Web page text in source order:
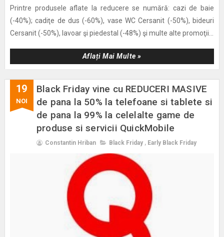
Printre produsele aflate la reducere se numără: cazi de baie
(-40%); cadiţe de dus (-60%), vase WC Cersanit (-50%), bideuri
Cersanit (-50%), lavoar şi piedestal (-48%) şi multe alte promoţii...
Aflați Mai Multe »
19
NOI
Black Friday vine cu REDUCERI MASIVE
de pana la 50% la telefoane si tablete si
de pana la 99% la celelalte game de
produse si servicii QuickMobile
Constantin Hriban Black Friday , Early Black Friday